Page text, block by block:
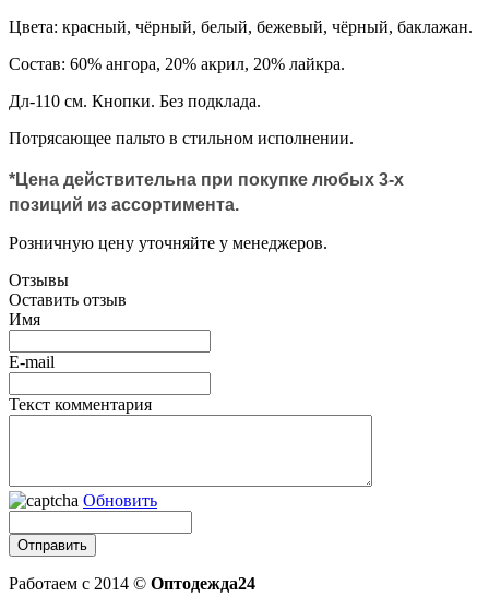
Цвета: красный, чёрный, белый, бежевый, чёрный, баклажан.
Состав: 60% ангора, 20% акрил, 20% лайкра.
Дл-110 см. Кнопки. Без подклада.
Потрясающее пальто в стильном исполнении.
*Цена действительна при покупке любых 3-х
позиций из ассортимента.
Розничную цену уточняйте у менеджеров.
Отзывы
Оставить отзыв
Имя
E-mail
Текст комментария
Обновить
Работаем с 2014 © Оптодежда24